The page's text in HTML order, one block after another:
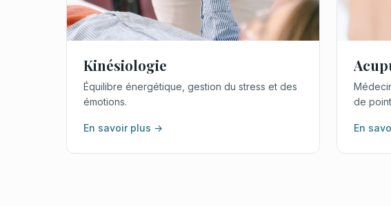
Kinésiologie
Équilibre énergétique, gestion du stress et des
émotions.
En savoir plus →
de
En